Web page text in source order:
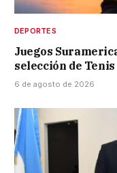
DEPORTES
Juegos
selección de Tenis
6 de agosto de 2026